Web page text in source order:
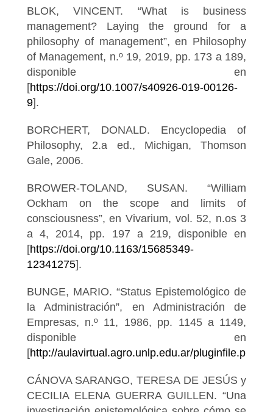
BLOK, VINCENT. “What is business
management? Laying the ground for a
philosophy of management”, en Philosophy
of Management, n.º 19, 2019, pp. 173 a 189,
disponible en
[https://doi.org/10.1007/s40926-019-00126-
9].
BORCHERT, DONALD. Encyclopedia of
Philosophy, 2.a ed., Michigan, Thomson
Gale, 2006.
BROWER-TOLAND, SUSAN. “William
Ockham on the scope and limits of
consciousness”, en Vivarium, vol. 52, n.os 3
a 4, 2014, pp. 197 a 219, disponible en
[https://doi.org/10.1163/15685349-
12341275].
BUNGE, MARIO. “Status Epistemológico de
la Administración”, en Administración de
Empresas, n.º 11, 1986, pp. 1145 a 1149,
disponible en
[http://aulavirtual.agro.unlp.edu.ar/pluginfile.php/
CÁNOVA SARANGO, TERESA DE JESÚS y
CECILIA ELENA GUERRA GUILLEN. “Una